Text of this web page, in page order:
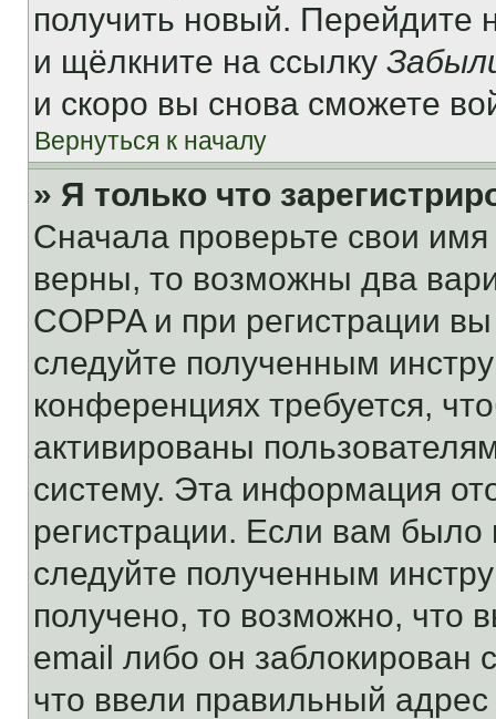
получить новый. Перейдите
и щёлкните на ссылку
и скоро вы снова сможете
Вернуться к началу
» Я только что
Сначала проверьте свои
верны, то возможны два
COPPA и при регистрации
следуйте полученным
конференциях требуется,
активированы
систему. Эта информация
регистрации. Если вам
следуйте полученным
получено, то возможно, что
email либо он
что ввели правильный адрес